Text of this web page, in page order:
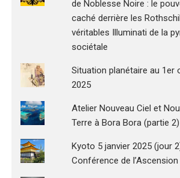
de Noblesse Noire : le
caché derrière les
véritables Illuminati de la
sociétale
Situation planétaire au 1er
2025
Atelier Nouveau Ciel et
Terre à Bora Bora (partie 2)
Kyoto 5 janvier 2025 (jour
Conférence de l’Ascension